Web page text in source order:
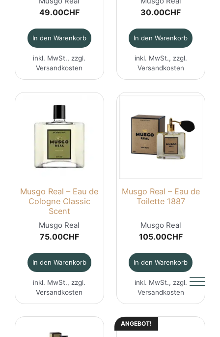
49.00CHF
In den Warenkorb
inkl. MwSt., zzgl.
Versandkosten
30.00CHF
In den Warenkorb
inkl. MwSt., zzgl.
Versandkosten
Musgo Real – Eau de
Cologne Classic
Scent
Musgo Real
75.00CHF
In den Warenkorb
inkl. MwSt., zzgl.
Versandkosten
Musgo Real – Eau de
Toilette 1887
Musgo Real
105.00CHF
In den Warenkorb
inkl. MwSt., zzgl.
Versandkosten
ANGEBOT!